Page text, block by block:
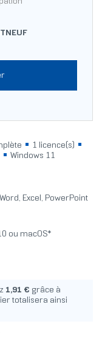
1 licence(s)
Windows 11
Excel, PowerPoint
ou macOS*
1,91 € grâce à
totalisera ainsi